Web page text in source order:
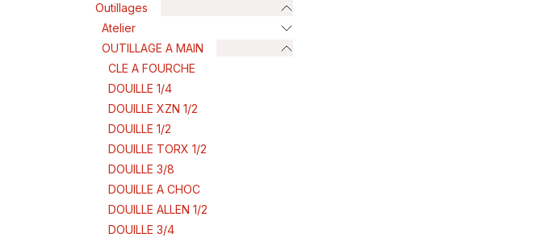
Outillages
Atelier
OUTILLAGE A MAIN
CLE A FOURCHE
DOUILLE 1/4
DOUILLE XZN 1/2
DOUILLE 1/2
DOUILLE TORX 1/2
DOUILLE 3/8
DOUILLE A CHOC
DOUILLE ALLEN 1/2
DOUILLE 3/4